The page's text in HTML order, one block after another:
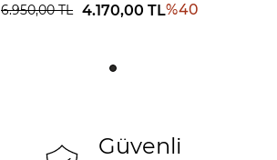
6.950,00TL 4.170,00 TL%40
Güvenli